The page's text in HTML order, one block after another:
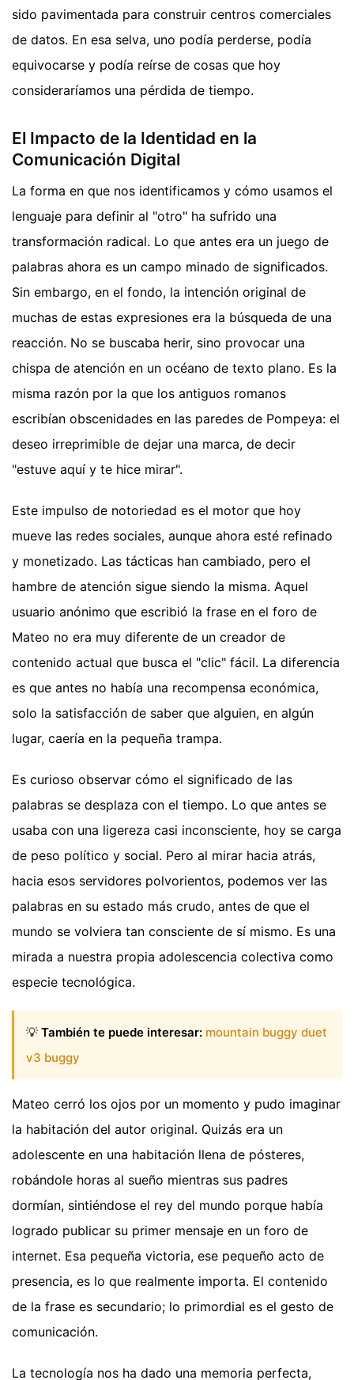
sido pavimentada para construir centros comerciales
de datos. En esa selva, uno podía perderse, podía
equivocarse y podía reírse de cosas que hoy
consideraríamos una pérdida de tiempo.
El Impacto de la Identidad en la
Comunicación Digital
La forma en que nos identificamos y cómo usamos el
lenguaje para definir al "otro" ha sufrido una
transformación radical. Lo que antes era un juego de
palabras ahora es un campo minado de significados.
Sin embargo, en el fondo, la intención original de
muchas de estas expresiones era la búsqueda de una
reacción. No se buscaba herir, sino provocar una
chispa de atención en un océano de texto plano. Es la
misma razón por la que los antiguos romanos
escribían obscenidades en las paredes de Pompeya: el
deseo irreprimible de dejar una marca, de decir
"estuve aquí y te hice mirar".
Este impulso de notoriedad es el motor que hoy
mueve las redes sociales, aunque ahora esté refinado
y monetizado. Las tácticas han cambiado, pero el
hambre de atención sigue siendo la misma. Aquel
usuario anónimo que escribió la frase en el foro de
Mateo no era muy diferente de un creador de
contenido actual que busca el "clic" fácil. La diferencia
es que antes no había una recompensa económica,
solo la satisfacción de saber que alguien, en algún
lugar, caería en la pequeña trampa.
Es curioso observar cómo el significado de las
palabras se desplaza con el tiempo. Lo que antes se
usaba con una ligereza casi inconsciente, hoy se carga
de peso político y social. Pero al mirar hacia atrás,
hacia esos servidores polvorientos, podemos ver las
palabras en su estado más crudo, antes de que el
mundo se volviera tan consciente de sí mismo. Es una
mirada a nuestra propia adolescencia colectiva como
especie tecnológica.
💡 También te puede interesar: mountain buggy duet
v3 buggy
Mateo cerró los ojos por un momento y pudo imaginar
la habitación del autor original. Quizás era un
adolescente en una habitación llena de pósteres,
robándole horas al sueño mientras sus padres
dormían, sintiéndose el rey del mundo porque había
logrado publicar su primer mensaje en un foro de
internet. Esa pequeña victoria, ese pequeño acto de
presencia, es lo que realmente importa. El contenido
de la frase es secundario; lo primordial es el gesto de
comunicación.
La tecnología nos ha dado una memoria perfecta,